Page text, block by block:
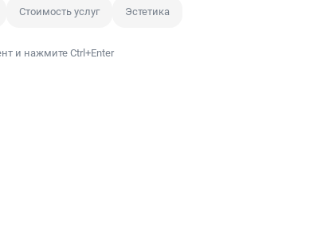
Стоимость услуг Эстетика
и нажмите Ctrl+Enter